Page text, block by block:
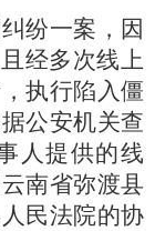
纷一案，因
经多次线上
执行陷入僵
公安机关查
人提供的线
南省弥渡县
民法院的协